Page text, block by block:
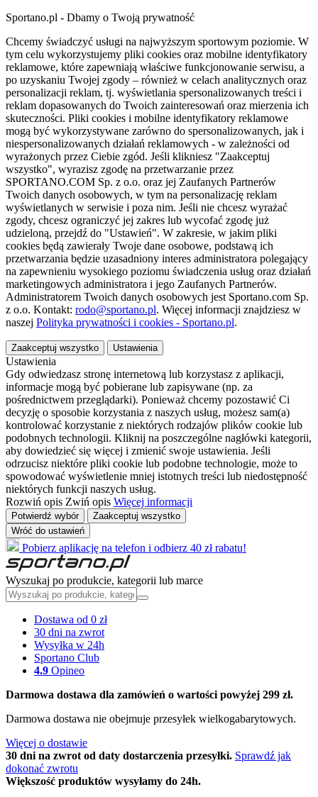
Sportano.pl - Dbamy o Twoją prywatność
Chcemy świadczyć usługi na najwyższym sportowym poziomie. W
tym celu wykorzystujemy pliki cookies oraz mobilne identyfikatory
reklamowe, które zapewniają właściwe funkcjonowanie serwisu, a
po uzyskaniu Twojej zgody – również w celach analitycznych oraz
personalizacji reklam, tj. wyświetlania spersonalizowanych treści i
reklam dopasowanych do Twoich zainteresowań oraz mierzenia ich
skuteczności. Pliki cookies i mobilne identyfikatory reklamowe
mogą być wykorzystywane zarówno do spersonalizowanych, jak i
niespersonalizowanych działań reklamowych - w zależności od
wyrażonych przez Ciebie zgód. Jeśli klikniesz "Zaakceptuj
wszystko", wyrazisz zgodę na przetwarzanie przez
SPORTANO.COM Sp. z o.o. oraz jej Zaufanych Partnerów
Twoich danych osobowych, w tym na personalizację reklam
wyświetlanych w serwisie i poza nim. Jeśli nie chcesz wyrażać
zgody, chcesz ograniczyć jej zakres lub wycofać zgodę już
udzieloną, przejdź do "Ustawień". W zakresie, w jakim pliki
cookies będą zawierały Twoje dane osobowe, podstawą ich
przetwarzania będzie uzasadniony interes administratora polegający
na zapewnieniu wysokiego poziomu świadczenia usług oraz działań
marketingowych administratora i jego Zaufanych Partnerów.
Administratorem Twoich danych osobowych jest Sportano.com Sp.
z o.o. Kontakt: rodo@sportano.pl. Więcej informacji znajdziesz w
naszej Polityka prywatności i cookies - Sportano.pl.
Zaakceptuj wszystko Ustawienia
Ustawienia
Gdy odwiedzasz stronę internetową lub korzystasz z aplikacji,
informacje mogą być pobierane lub zapisywane (np. za
pośrednictwem przeglądarki). Ponieważ chcemy pozostawić Ci
decyzję o sposobie korzystania z naszych usług, możesz sam(a)
kontrolować korzystanie z niektórych rodzajów plików cookie lub
podobnych technologii. Kliknij na poszczególne nagłówki kategorii,
aby dowiedzieć się więcej i zmienić swoje ustawienia. Jeśli
odrzucisz niektóre pliki cookie lub podobne technologie, może to
spowodować wyświetlenie mniej istotnych treści lub niedostępność
niektórych funkcji naszych usług.
Rozwiń opis Zwiń opis Więcej informacji
Potwierdź wybór
Zaakceptuj wszystko
Wróć do ustawień
Pobierz aplikację na telefon i odbierz 40 zł rabatu!
Wyszukaj po produkcie, kategorii lub marce
Dostawa od 0 zł
30 dni na zwrot
Wysyłka w 24h
Sportano Club
4.9 Opineo
Darmowa dostawa dla zamówień o wartości powyżej 299 zł.
Darmowa dostawa nie obejmuje przesyłek wielkogabarytowych.
Więcej o dostawie
30 dni na zwrot od daty dostarczenia przesyłki. Sprawdź jak
dokonać zwrotu
Większość produktów wysyłamy do 24h.